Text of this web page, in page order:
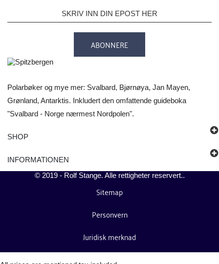
ABONNERE
Polarbøker og mye mer: Svalbard, Bjørnøya, Jan Mayen,
Grønland, Antarktis. Inkludert den omfattende guideboka
"Svalbard - Norge nærmest Nordpolen".
SHOP
INFORMATIONEN
© 2019 - Rolf Stange. Alle rettigheter reservert..
Sitemap
Personvern
Juridisk merknad